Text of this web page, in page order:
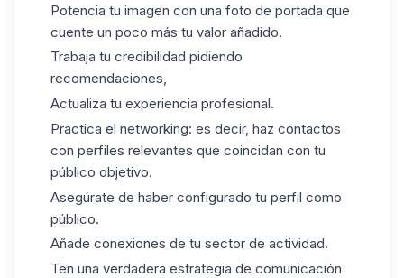
Potencia tu imagen con una foto de portada que
cuente un poco más tu valor añadido.
Trabaja tu credibilidad pidiendo
recomendaciones,
Actualiza tu experiencia profesional.
Practica el networking: es decir, haz contactos
con perfiles relevantes que coincidan con tu
público objetivo.
Asegúrate de haber configurado tu perfil como
público.
Añade conexiones de tu sector de actividad.
Ten una verdadera estrategia de comunicación